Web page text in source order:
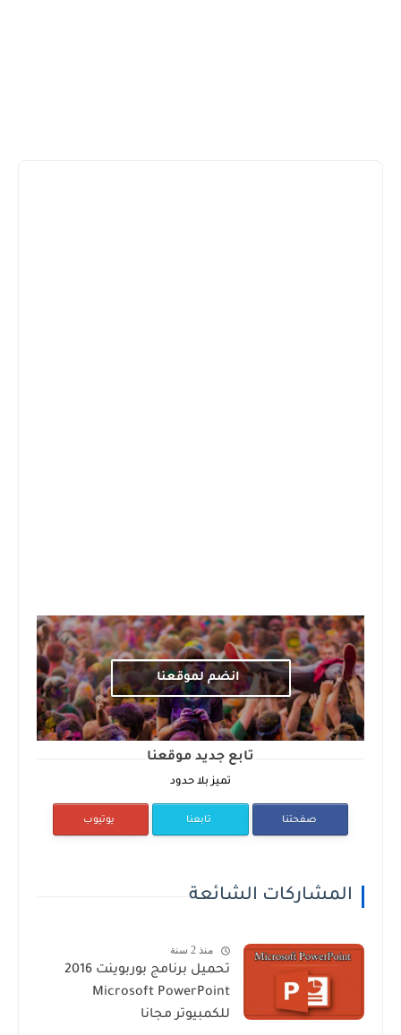
انضم لموقعنا
تابع جديد موقعنا
تميز بلا حدود
صفحتنا تابعنا يوتيوب
المشاركات الشائعة
منذ 2 سنة
تحميل برنامج بوربوينت 2016
Microsoft PowerPoint
للكمبيوتر مجانا